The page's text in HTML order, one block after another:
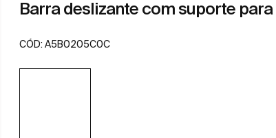
Barra deslizante com suporte
CÓD: A5B0205C0C